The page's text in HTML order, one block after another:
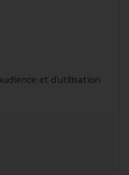
et d'utilisation